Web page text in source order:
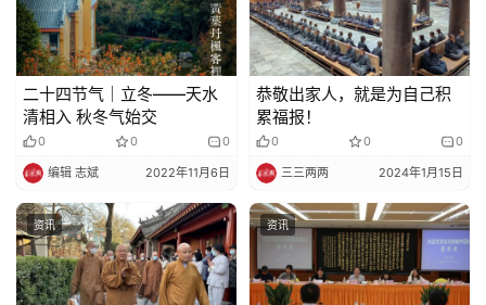
录
佛
教
艺
术
政
策
法
规
二十四节气｜立冬——天水
清相入 秋冬气始交
0 0 0
编辑 志斌 2022年11月6日
恭敬出家人，就是为自己积
累福报！
0 0 0
三三两两 2024年1月15日
资讯 资讯